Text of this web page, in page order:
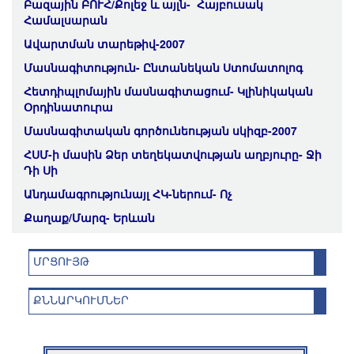
Գարիկ Վանունի
Գեորգի Հարությունյան
Գերասիմ Ալիխանյան
Գևորգ Ավագյան
Դավիթ Հովհաննիսյան
Դավիթ Ասլանյան
Զոհրապ Հակոբյան
Լիլի Խաչատրյան
Լուսինե Մուրադյան
Կարապետ Ճուղուրյան
Բազային ԲՈՒՀ/Քոլեջ և այլն- Հայբուսակ
Համալսարան
Ավարտման տարեթիվ-2007
Մասնագիտություն- Ընտանեկան Ստոմատոլոգ
Հետդիպլոմային մասնագիտացում- Կլինիկական
Օրդինատուրա
Մասնագիտական գործունեության սկիզբ-2007
ՀՍՄ-ի մասին Ձեր տեղեկատվության աղբյուրը- Ջի
Դի Սի
Անդամագրությունայլ ՀԿ-ներում- Ոչ
Քաղաք/Մարզ- Երևան
ՄՐՑՈՒՅԹ
ՔՆՆԱՐԿՈՒՄՆԵՐ